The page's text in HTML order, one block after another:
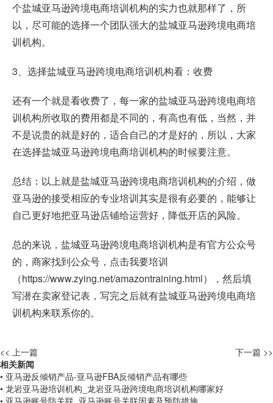
个盐城亚马逊跨境电商培训机构的实力也就那样了，所
以，尽可能的选择一个团队强大的盐城亚马逊跨境电商培
训机构。
3、选择盐城亚马逊跨境电商培训机构看：收费
还有一个就是看收费了，每一家的盐城亚马逊跨境电商培
训机构所收取的费用都是不同的，有高也有低，当然，并
不是说贵的就是好的，适合自己的才是好的，所以，大家
在选择盐城亚马逊跨境电商培训机构的时候要注意。
总结：以上就是盐城亚马逊跨境电商培训机构的介绍，做
亚马逊的接受相应的专业培训其实是很有必要的，能够让
自己更好地把亚马逊店铺给运营好，降低开店的风险。
总的来说，盐城亚马逊跨境电商培训机构是有官方公众号
的，商家找到公众号，点击我要培训
（https://www.zying.net/amazontraining.html），然后填
写潜在卖家登记表，写完之后就有盐城亚马逊跨境电商培
训机构来联系你的。
<< 上一篇
下一篇 >>
相关新闻
• 亚马逊反倾销产品-亚马逊FBA反倾销产品有哪些
• 龙岩亚马逊培训机构_龙岩亚马逊跨境电商培训机构哪家好